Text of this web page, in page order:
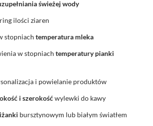
świeżej wody
ilości ziaren
stopniach temperatura mleka
w stopniach temperatury pianki
i powielanie produktów
i szerokośćwylewki do kawy
bursztynowym lub białym światłem